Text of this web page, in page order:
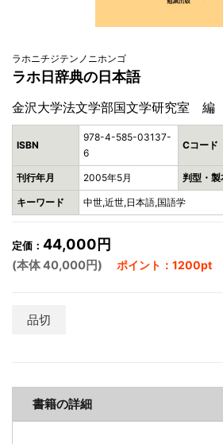
ラホニチジテンノニホンゴ
ラホ日辞典の日本語
金沢大学法文学部国文学研究室 編
ISBN
978-4-585-03137-
6
Cコード
刊行年月 2005年5月 判型・製
キーワード 中世,近世,日本語,国語学
定価： 44,000円
(本体 40,000円) ポイント：1200pt
品切
書籍の詳細